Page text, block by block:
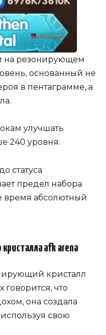
на резонирующем
основанный не
в пентаграмме, а
улучшать
240 уровня.
статуса
предел набора
время абсолютный
afk arena
кристалл
что
она создала
свою